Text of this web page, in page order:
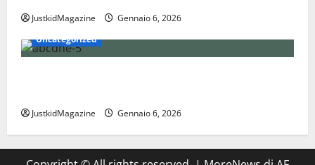
JustkidMagazine
Gennaio 6, 2026
Uncategorized
JustkidMagazine Gennaio 6, 2026